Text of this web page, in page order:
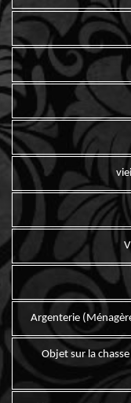
Argenterie
Objet sur la